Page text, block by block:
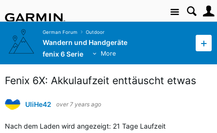
Site
German Forum Outdoor
Wandern und Handgeräte
fenix 6 Serie
More
Fenix 6X: Akkulaufzeit enttäuscht etwas
UliHe42 over 7 years ago
Nach dem Laden wird angezeigt: 21 Tage Laufzeit